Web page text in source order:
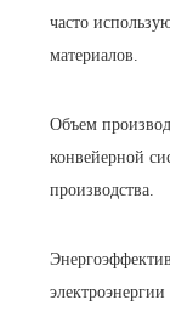
часто
материалов.
Объем
конвейерной
производства.